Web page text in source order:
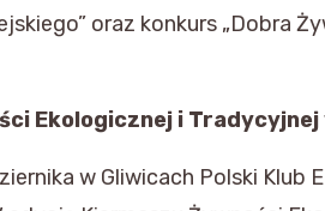
oraz konkurs „Dobra
Ekologicznej i Tradycyjnej
w Gliwicach Polski Klub